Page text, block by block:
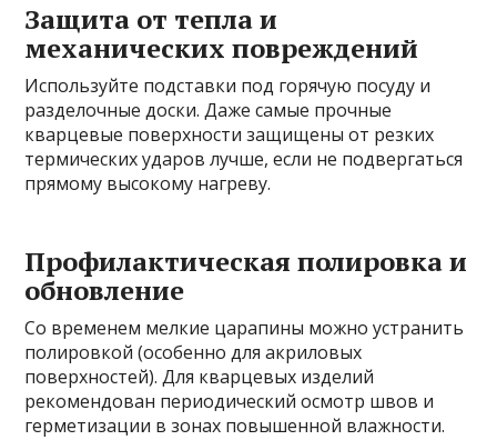
Защита от тепла и
механических повреждений
Используйте подставки под горячую посуду и
разделочные доски. Даже самые прочные
кварцевые поверхности защищены от резких
термических ударов лучше, если не подвергаться
прямому высокому нагреву.
Профилактическая полировка и
обновление
Со временем мелкие царапины можно устранить
полировкой (особенно для акриловых
поверхностей). Для кварцевых изделий
рекомендован периодический осмотр швов и
герметизации в зонах повышенной влажности.